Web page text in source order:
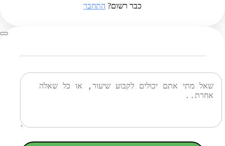
כבר רשום? התחבר